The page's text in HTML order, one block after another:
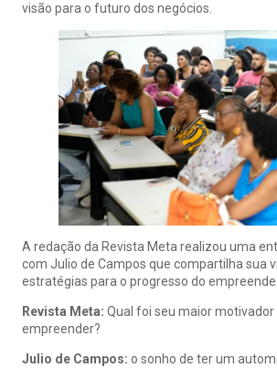
visão para o futuro dos negócios.
A redação da Revista Meta realizou uma
com Julio de Campos que compartilha sua
estratégias para o progresso do
Revista Meta: Qual foi seu maior
empreender?
Julio de Campos: o sonho de ter um